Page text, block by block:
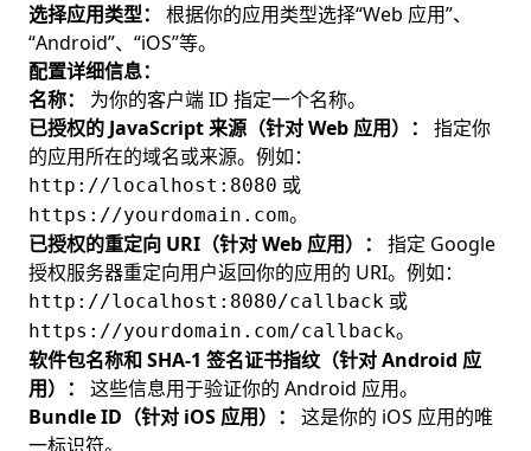
选择应用类型：
根据你的应用类型选择“Web 应用”、
“Android”、“iOS”等。
配置详细信息：
名称：
为你的客户端 ID 指定一个名称。
已授权的 JavaScript 来源（针对 Web 应用）：
指定你
的应用所在的域名或来源。例如：
http://localhost:8080 或
https://yourdomain.com。
已授权的重定向 URI（针对 Web 应用）：
指定 Google
授权服务器重定向用户返回你的应用的 URI。例如：
http://localhost:8080/callback 或
https://yourdomain.com/callback。
软件包名称和 SHA-1 签名证书指纹（针对 Android 应
用）：
这些信息用于验证你的 Android 应用。
Bundle ID（针对 iOS 应用）：
这是你的 iOS 应用的唯
一标识符。